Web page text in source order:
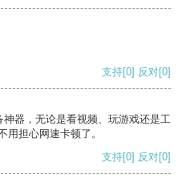
支持[0] 反对[0]
器，无论是看视频、玩游戏还是工
用担心网速卡顿了。
支持[0] 反对[0]